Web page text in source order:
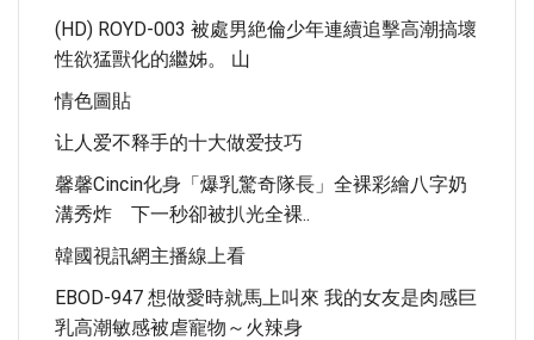
(HD) ROYD-003 被處男絶倫少年連續追擊高潮搞壞
性欲猛獸化的繼姊。 山
情色圖貼
让人爱不释手的十大做爱技巧
馨馨cincin化身「爆乳驚奇隊長」全裸彩繪八字奶
溝秀炸 下一秒卻被扒光全裸..
韓國視訊網主播線上看
EBOD-947 想做愛時就馬上叫來 我的女友是肉感巨
乳高潮敏感被虐寵物～火辣身